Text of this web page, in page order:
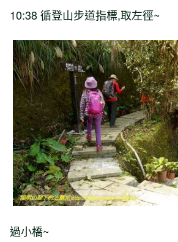
10:38循登山步道指標,取左徑~
過小橋~